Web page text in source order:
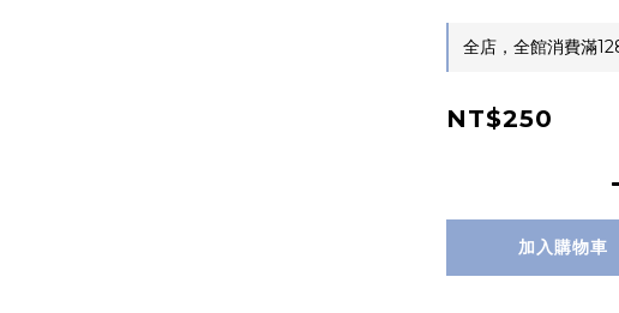
全店，全館消費滿
NT$250
加入購物車